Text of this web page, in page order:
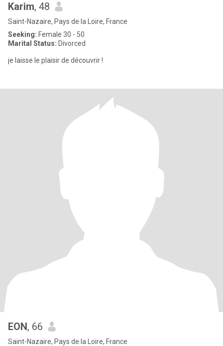
Karim, 48
Saint-Nazaire, Pays de la Loire, France
Seeking: Female 30 - 50
Marital Status: Divorced
je laisse le plaisir de découvrir !
EON, 66
Saint-Nazaire, Pays de la Loire, France